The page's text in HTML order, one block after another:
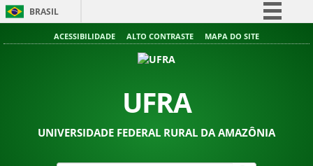
BRASIL
Simplifique!
Acesso à informação
ACESSIBILIDADE ALTO CONTRASTE MAPA DO SITE
UFRA
UNIVERSIDADE FEDERAL RURAL DA AMAZÔNIA